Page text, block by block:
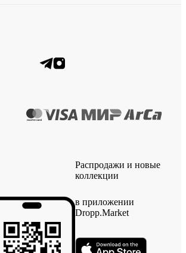
Распродажи и новые
коллекции
в приложении
Dropp.Market